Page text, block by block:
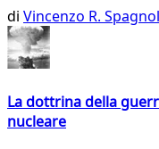
di Vincenzo R.
La dottrina della
nucleare